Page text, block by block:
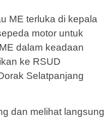
ME terluka di kepala
motor untuk
dalam keadaan
ke RSUD
Selatpanjang
dan melihat langsung